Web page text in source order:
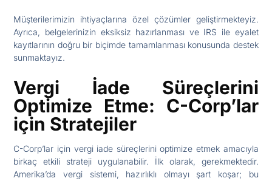
Müşterilerimizin ihtiyaçlarına özel çözümler geliştirmekteyiz.
Ayrıca, belgelerinizin eksiksiz hazırlanması ve IRS ile eyalet
kayıtlarının doğru bir biçimde tamamlanması konusunda destek
sunmaktayız.
Vergi İade Süreçlerini
Optimize Etme: C-Corp’lar
için Stratejiler
C-Corp’lar için vergi iade süreçlerini optimize etmek amacıyla
birkaç etkili strateji uygulanabilir. İlk olarak, gerekmektedir.
Amerika’da vergi sistemi, hazırlıklı olmayı şart koşar; bu